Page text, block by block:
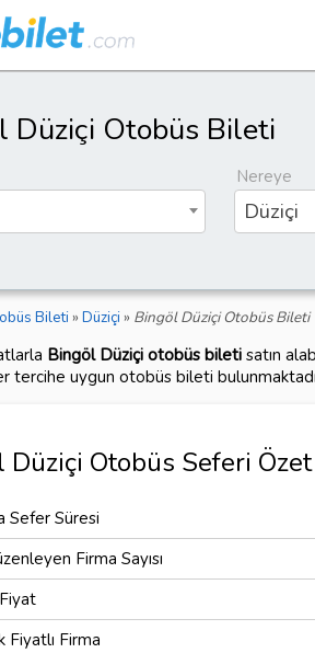
Düziçi Otobüs Bileti
Nereye
Düziçi
Bileti » Düziçi » Bingöl Düziçi Otobüs Bileti
Bingöl Düziçi otobüs biletisatın
tercihe uygun otobüs bileti
Düziçi Otobüs Seferi
Sefer Süresi
Firma Sayısı
Fiyatlı Firma